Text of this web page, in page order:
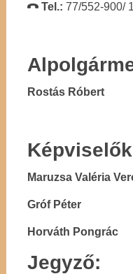
Tel.: 77/552-900/
Rostás Róbert
Maruzsa Valéria
Gróf Péter
Horváth Pongrác
Jegyző: